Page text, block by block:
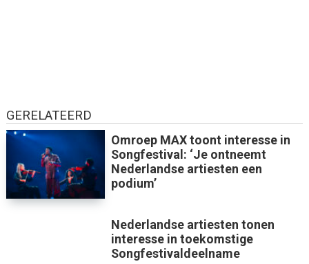
GERELATEERD
Omroep MAX toont interesse in
Songfestival: ‘Je ontneemt
Nederlandse artiesten een
podium’
Nederlandse artiesten tonen
interesse in toekomstige
Songfestivaldeelname